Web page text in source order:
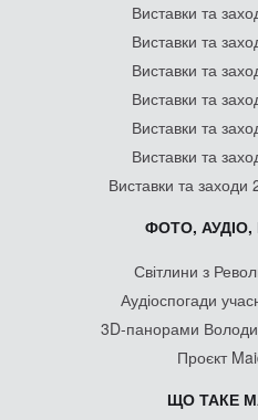
Виставки та
Виставки та
Виставки та
Виставки та
Виставки та
Виставки та
Виставки та заходи
ФОТО, АУДІО,
Світлини з
Аудіоспогади
3D-панорами
Проєкт
ЩО ТАКЕ